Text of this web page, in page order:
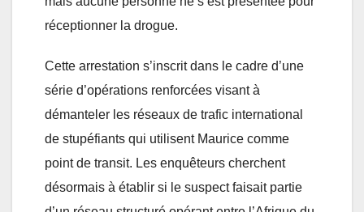
réceptionner la drogue.
Cette arrestation s’inscrit dans le cadre d’une
série d’opérations renforcées visant à
démanteler les réseaux de trafic international
de stupéfiants qui utilisent Maurice comme
point de transit. Les enquêteurs cherchent
désormais à établir si le suspect faisait partie